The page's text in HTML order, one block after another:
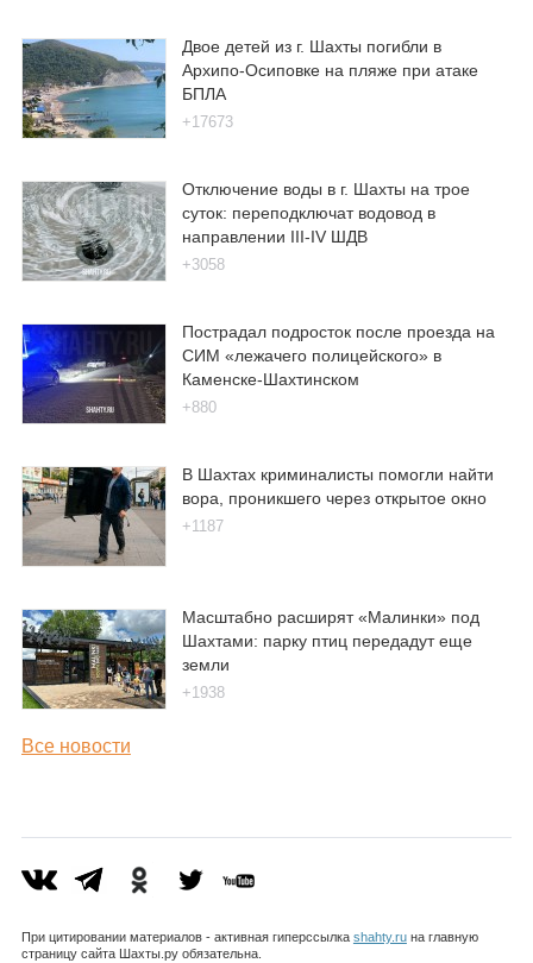
Двое детей из г. Шахты погибли в
Архипо-Осиповке на пляже при атаке
БПЛА
+17673
Отключение воды в г. Шахты на трое
суток: переподключат водовод в
направлении III-IV ШДВ
+3058
Пострадал подросток после проезда на
СИМ «лежачего полицейского» в
Каменске-Шахтинском
+880
В Шахтах криминалисты помогли найти
вора, проникшего через открытое окно
+1187
Масштабно расширят «Малинки» под
Шахтами: парку птиц передадут еще
земли
+1938
Все новости
При цитировании материалов - активная гиперссылка shahty.ruна главную
страницу сайта Шахты.ру обязательна.